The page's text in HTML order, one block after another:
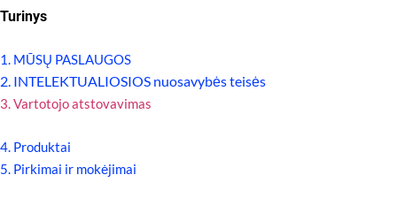
Turinys
1. MŪSŲ PASLAUGOS
2. INTELEKTUALIOSIOS nuosavybės teisės
3. Vartotojo atstovavimas
4. Produktai
5. Pirkimai ir mokėjimai